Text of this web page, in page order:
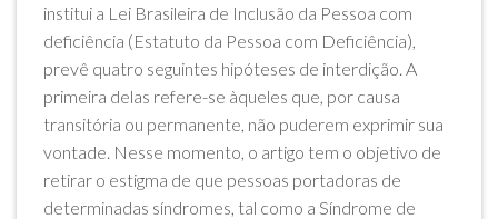
institui a Lei Brasileira de Inclusão da Pessoa com
deficiência (Estatuto da Pessoa com Deficiência),
prevê quatro seguintes hipóteses de interdição. A
primeira delas refere-se àqueles que, por causa
transitória ou permanente, não puderem exprimir sua
vontade. Nesse momento, o artigo tem o objetivo de
retirar o estigma de que pessoas portadoras de
determinadas síndromes, tal como a Síndrome de